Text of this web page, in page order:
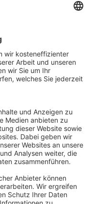
gemacht werden
Senatsverwaltung für
DE 114236103
Körperschaft befreit
KStg. unter der